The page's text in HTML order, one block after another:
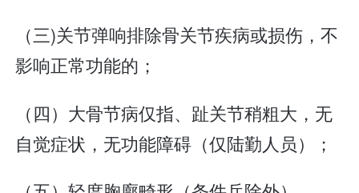
（三)关节弹响排除骨关节疾病或损伤，不
影响正常功能的；
（四）大骨节病仅指、趾关节稍粗大，无
自觉症状，无功能障碍（仅陆勤人员）；